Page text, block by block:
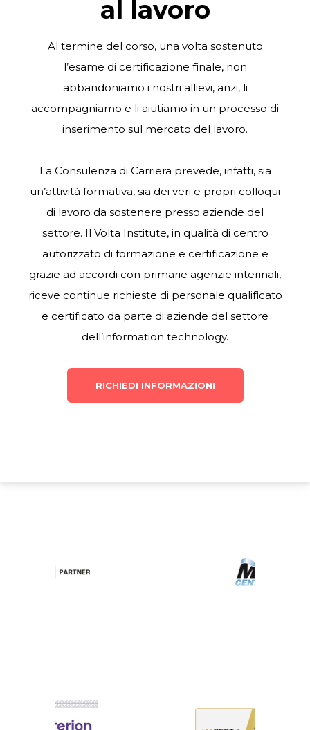
al lavoro
Al termine del corso, una volta sostenuto
l’esame di certificazione finale, non
abbandoniamo i nostri allievi, anzi, li
accompagniamo e li aiutiamo in un processo di
inserimento sul mercato del lavoro.
La Consulenza di Carriera prevede, infatti, sia
un’attività formativa, sia dei veri e propri colloqui
di lavoro da sostenere presso aziende del
settore. Il Volta Institute, in qualità di centro
autorizzato di formazione e certificazione e
grazie ad accordi con primarie agenzie interinali,
riceve continue richieste di personale qualificato
e certificato da parte di aziende del settore
dell’information technology.
RICHIEDI INFORMAZIONI